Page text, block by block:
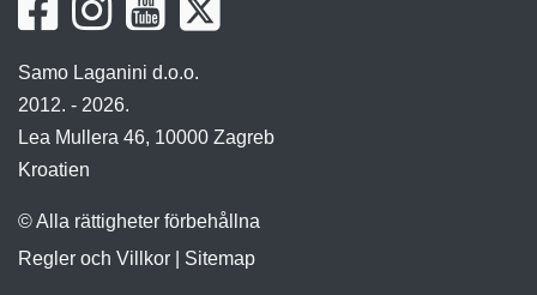
Samo Laganini d.o.o.
2012. - 2026.
Lea Mullera 46, 10000 Zagreb
Kroatien
© Alla rättigheter förbehållna
Regler och Villkor
Sitemap